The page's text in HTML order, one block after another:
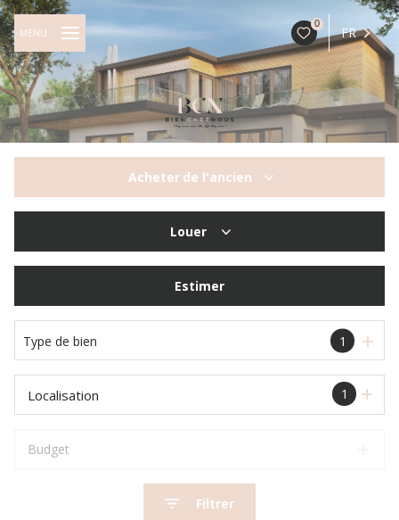
0
FR
MENU
Acheter de l'ancien
Louer
Estimer
Type de bien 1
1
Localisation
Budget
Filtrer